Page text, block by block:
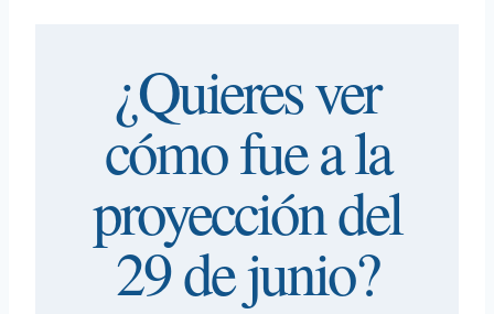
¿Quieres ver
cómo fue a la
proyección del
29 de junio?